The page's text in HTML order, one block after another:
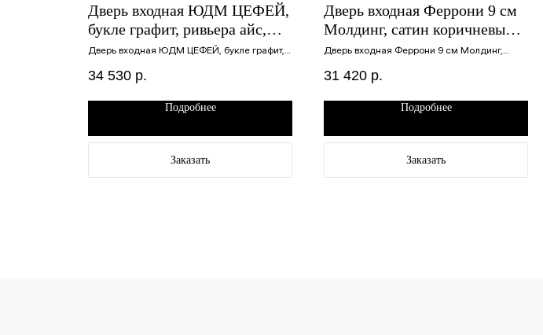
Дверь входная ЮДМ ЦЕФЕЙ,
букле графит, ривьера айс,
860х2050 левая
Дверь входная ЮДМ ЦЕФЕЙ, букле графит,
34 530 р.
Подробнее
Заказать
Дверь входная Феррони 9 см
Молдинг, сатин коричневый,
эмалит белый, 860х2050 левая
Дверь входная Феррони 9 см Молдинг,
левая
31 420 р.
Подробнее
Заказать